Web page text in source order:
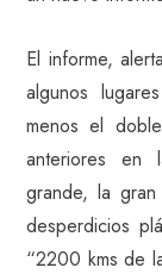
El informe,
algunos
menos el
anteriores en
grande, la
desperdicios
“2200 kms de